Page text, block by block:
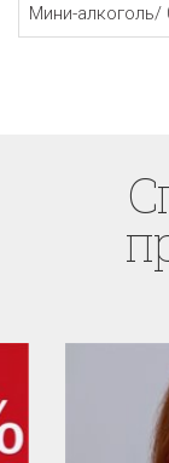
Мини-алкоголь/